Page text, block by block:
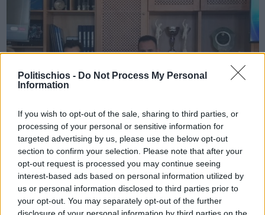
Politischios - Do Not Process My Personal
Information
If you wish to opt-out of the sale, sharing to third parties, or
processing of your personal or sensitive information for
targeted advertising by us, please use the below opt-out
section to confirm your selection. Please note that after your
opt-out request is processed you may continue seeing
interest-based ads based on personal information utilized by
us or personal information disclosed to third parties prior to
your opt-out. You may separately opt-out of the further
disclosure of your personal information by third parties on the
Πριν 8 χρόνια
Κοινός στόχος Δήμου και Επιμελητηρίου η δημιουργία
ανοιχτών εμπορικών κέντρων στη Χίο